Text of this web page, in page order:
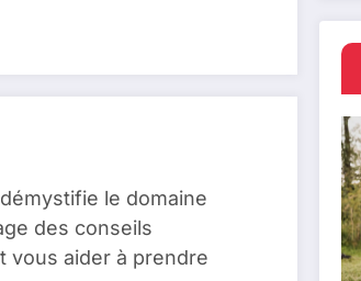
le domaine
des conseils
vous aider à prendre